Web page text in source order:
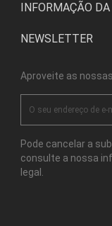
INFORMAÇÃO
NEWSLETTER
Aproveite as
Pode cancelar a
consulte a nossa
legal.